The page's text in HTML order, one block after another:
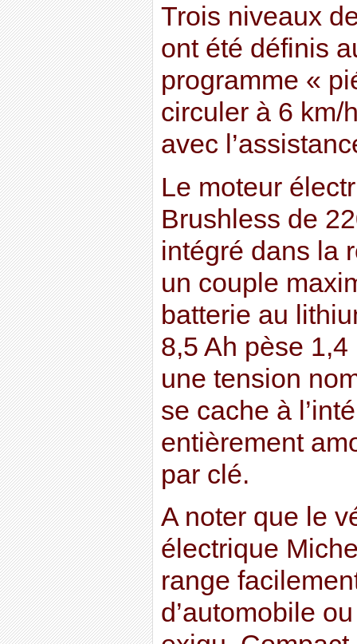
Trois niveaux
ont été définis
programme «
circuler à 6 km/
avec
Le moteur
Brushless de
intégré dans la
un couple
batterie au
8,5 Ah pèse
une tension
se cache à
entièrement
par clé.
A noter que le
électrique
range
d’automobile